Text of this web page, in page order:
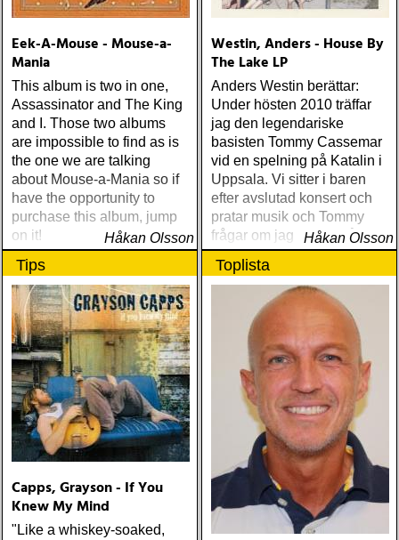
Eek-A-Mouse - Mouse-a-
Mania
This album is two in one,
Assassinator and The King
and I. Those two albums
are impossible to find as is
the one we are talking
about Mouse-a-Mania so if
have the opportunity to
purchase this album, jump
on it!
Håkan Olsson
Westin, Anders - House By
The Lake LP
Anders Westin berättar:
Under hösten 2010 träffar
jag den legendariske
basisten Tommy Cassemar
vid en spelning på Katalin i
Uppsala. Vi sitter i baren
efter avslutad konsert och
pratar musik och Tommy
frågar om jag spelar något
instrument
Håkan Olsson
Tips
Capps, Grayson - If You
Knew My Mind
"Like a whiskey-soaked,
Toplista